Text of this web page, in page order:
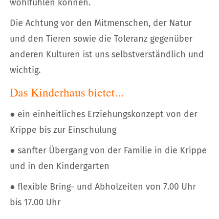
wohlfühlen können.
Die Achtung vor den Mitmenschen, der Natur
und den Tieren sowie die Toleranz gegenüber
anderen Kulturen ist uns selbstverständlich und
wichtig.
Das Kinderhaus bietet...
● ein einheitliches Erziehungskonzept von der
Krippe bis zur Einschulung
● sanfter Übergang von der Familie in die Krippe
und in den Kindergarten
● flexible Bring- und Abholzeiten von 7.00 Uhr
bis 17.00 Uhr